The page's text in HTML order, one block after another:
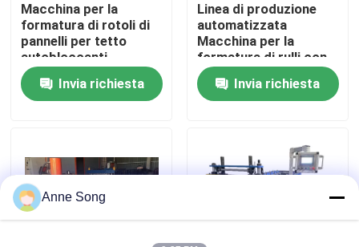
Contattici
Notizie
rotolo dello strato del tetto che forma macchina
Macchina per la
formatura di rotoli di
pannelli per tetto
autobloccanti
Invia richiesta
Linea di produzione
automatizzata
Macchina per la
formatura di rulli con
chiusura a scatto
Invia richiesta
Anne Song